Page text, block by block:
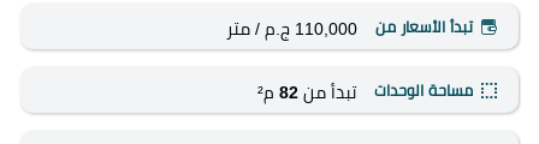
تبدأ الأسعار من 110,000 ج.م / متر
مساحة الوحدات تبدأ من 82م²